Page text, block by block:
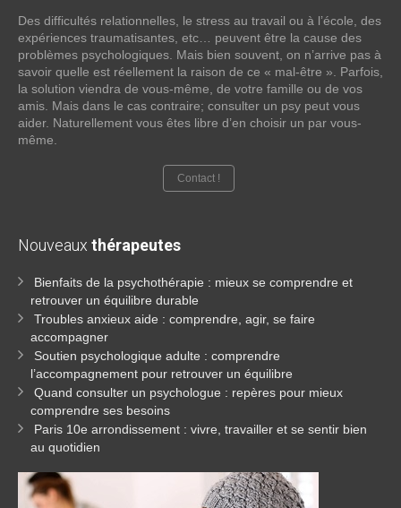
Des difficultés relationnelles, le stress au travail ou à l’école, des
expériences traumatisantes, etc… peuvent être la cause des
problèmes psychologiques. Mais bien souvent, on n’arrive pas à
savoir quelle est réellement la raison de ce « mal-être ». Parfois,
la solution viendra de vous-même, de votre famille ou de vos
amis. Mais dans le cas contraire; consulter un psy peut vous
aider. Naturellement vous êtes libre d’en choisir un par vous-
même.
Contact !
Nouveaux thérapeutes
Bienfaits de la psychothérapie : mieux se comprendre et
retrouver un équilibre durable
Troubles anxieux aide : comprendre, agir, se faire
accompagner
Soutien psychologique adulte : comprendre
l’accompagnement pour retrouver un équilibre
Quand consulter un psychologue : repères pour mieux
comprendre ses besoins
Paris 10e arrondissement : vivre, travailler et se sentir bien
au quotidien